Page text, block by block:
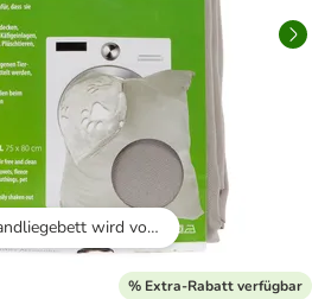
Das Wandliegebett wird von Katzen sehr gut angenommen.
% Extra-Rabatt verfügbar